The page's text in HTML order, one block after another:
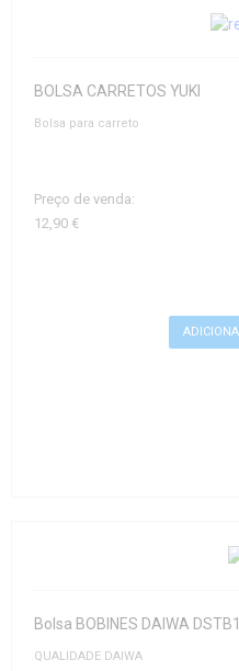
BOLSA CARRETOS YUKI
Bolsa para carreto
Preço de venda:
12,90 €
Bolsa BOBINES DAIWA DSTB1
QUALIDADE DAIWA